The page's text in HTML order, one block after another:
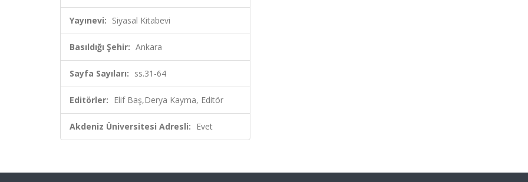
Yayınevi: Siyasal Kitabevi
Basıldığı Şehir: Ankara
Sayfa Sayıları: ss.31-64
Editörler: Elif Baş,Derya Kayma, Editör
Akdeniz Üniversitesi Adresli: Evet